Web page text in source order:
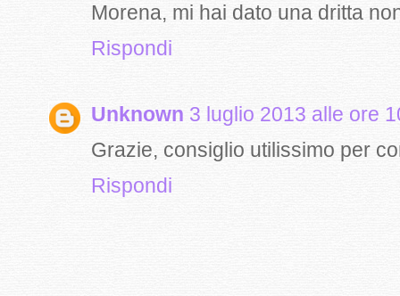
Morena, mi hai dato una dritta
Rispondi
Unknown 3 luglio 2013 alle ore
Grazie, consiglio utilissimo per
Rispondi